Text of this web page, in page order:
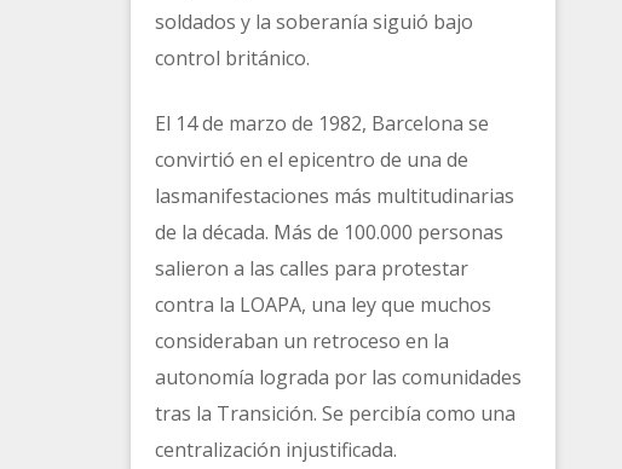
soldados y la soberanía siguió bajo
control británico.
El 14 de marzo de 1982, Barcelona se
convirtió en el epicentro de una de
lasmanifestaciones más multitudinarias
de la década. Más de 100.000 personas
salieron a las calles para protestar
contra la LOAPA, una ley que muchos
consideraban un retroceso en la
autonomía lograda por las comunidades
tras la Transición. Se percibía como una
centralización injustificada.